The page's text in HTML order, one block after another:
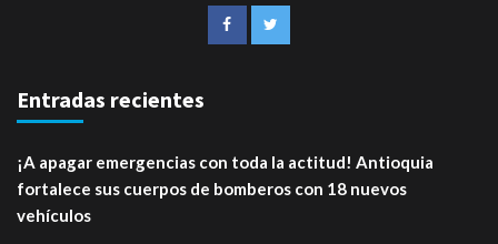
Entradas recientes
¡A apagar emergencias con toda la actitud! Antioquia
fortalece sus cuerpos de bomberos con 18 nuevos
vehículos